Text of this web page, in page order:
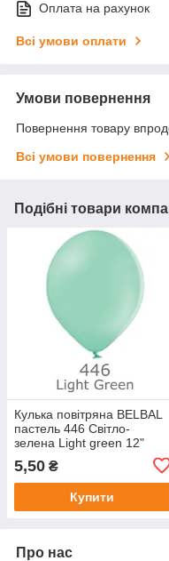
Оплата на рахунок
Всі умови оплати
Умови повернення
Повернення товару
Всі умови повернення
Подібні товари
Кулька повітряна BELBAL
пастель 446 Світло-
зелена Light green 12"
5,50 ₴
Купити
Про нас